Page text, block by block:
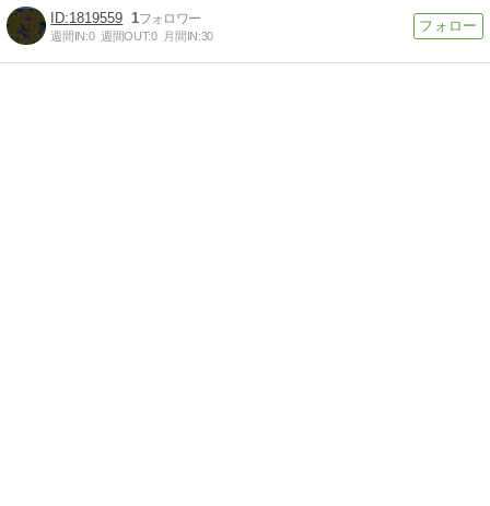
1819559 1
週間IN:0 週間OUT:0 月間IN:30